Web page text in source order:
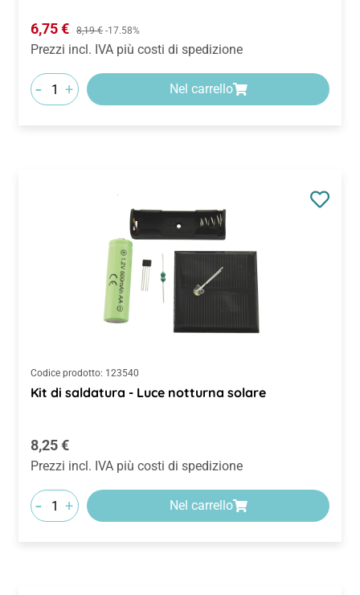
Prezzo di vendita:
6,75 € Prezzo normale:
8,19 € -17.58%
Prezzi incl. IVA più costi di spedizione
- + Nel carrello
Codice prodotto: 123540
Kit di saldatura - Luce notturna solare
Prezzo normale:
8,25 €
Prezzi incl. IVA più costi di spedizione
- + Nel carrello